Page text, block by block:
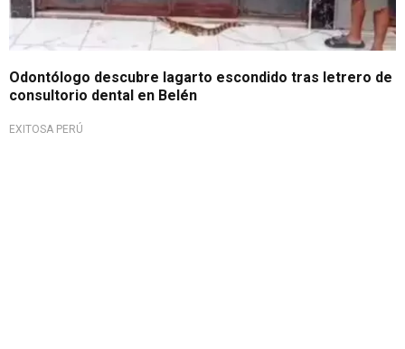
Odontólogo descubre lagarto escondido tras letrero de
consultorio dental en Belén
EXITOSA PERÚ